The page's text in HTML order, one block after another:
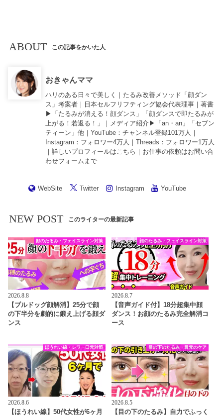
ABOUT この記事をかいた人
おきゃんママ
ハリのある日々で美しく｜たるみ改善メソッド「顔ダン
ス」考案者｜日本セルフリフティング協会代表理事｜著書
▶︎「たるみが消える！顔ダンス 」「顔ダンスで即たるみが
上がる！若返る！ 」｜メディア紹介▶︎「an・an」「セブン
ティーン」他｜YouTube ：チャンネル登録101万人｜
Instagram ：フォロワー4万人｜Threads ：フォロワー1万人
｜詳しいプロフィールは こちら ｜お仕事の依頼はお問い合
わせフォーム まで
WebSite Twitter Instagram YouTube
NEW POST このライターの最新記事
顔のたるみ・フェイスライン対策
2026.8.8
【ブルドッグ顔解消】25分で顔
の下半分を劇的に鍛え上げる顔ダ
ンス
顔のたるみ・フェイスライン対策
2026.8.7
【音声ガイド付】18分超集中顔
ダンス！お顔のたるみ完全解消コ
ース
ほうれい線・シワ・口元対策
2026.8.6
【ほうれい線】50代女性が6ヶ月
目の下のたるみ・目元のケア
2026.8.5
【目の下のたるみ】自力でふっく